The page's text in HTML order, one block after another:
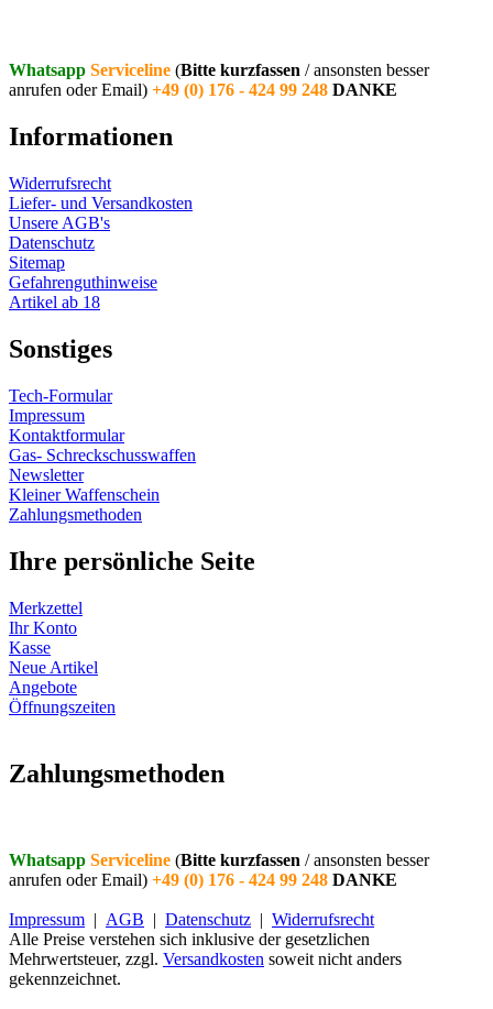
Whatsapp Serviceline (Bitte kurzfassen / ansonsten besser
anrufen oder Email) +49 (0) 176 - 424 99 248 DANKE
Informationen
Widerrufsrecht
Liefer- und Versandkosten
Unsere AGB's
Datenschutz
Sitemap
Gefahrenguthinweise
Artikel ab 18
Sonstiges
Tech-Formular
Impressum
Kontaktformular
Gas- Schreckschusswaffen
Newsletter
Kleiner Waffenschein
Zahlungsmethoden
Ihre persönliche Seite
Merkzettel
Ihr Konto
Kasse
Neue Artikel
Angebote
Öffnungszeiten
Zahlungsmethoden
Whatsapp Serviceline (Bitte kurzfassen / ansonsten besser
anrufen oder Email) +49 (0) 176 - 424 99 248 DANKE
Impressum | AGB | Datenschutz | Widerrufsrecht
Alle Preise verstehen sich inklusive der gesetzlichen
Mehrwertsteuer, zzgl. Versandkosten soweit nicht anders
gekennzeichnet.